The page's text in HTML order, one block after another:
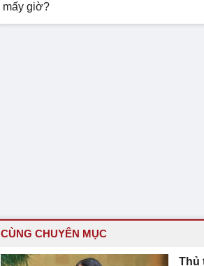
mấy giờ?
CÙNG CHUYÊN MỤC
Thủ